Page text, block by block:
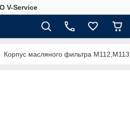
V-Service
Корпус масляного фильтра